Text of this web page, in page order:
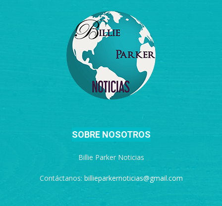
SOBRE NOSOTROS
Billie Parker Noticias
Contáctanos: billieparkernoticias@gmail.com